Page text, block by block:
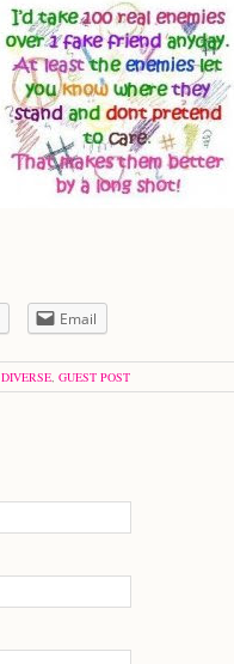
Email
DIVERSE, GUEST POST